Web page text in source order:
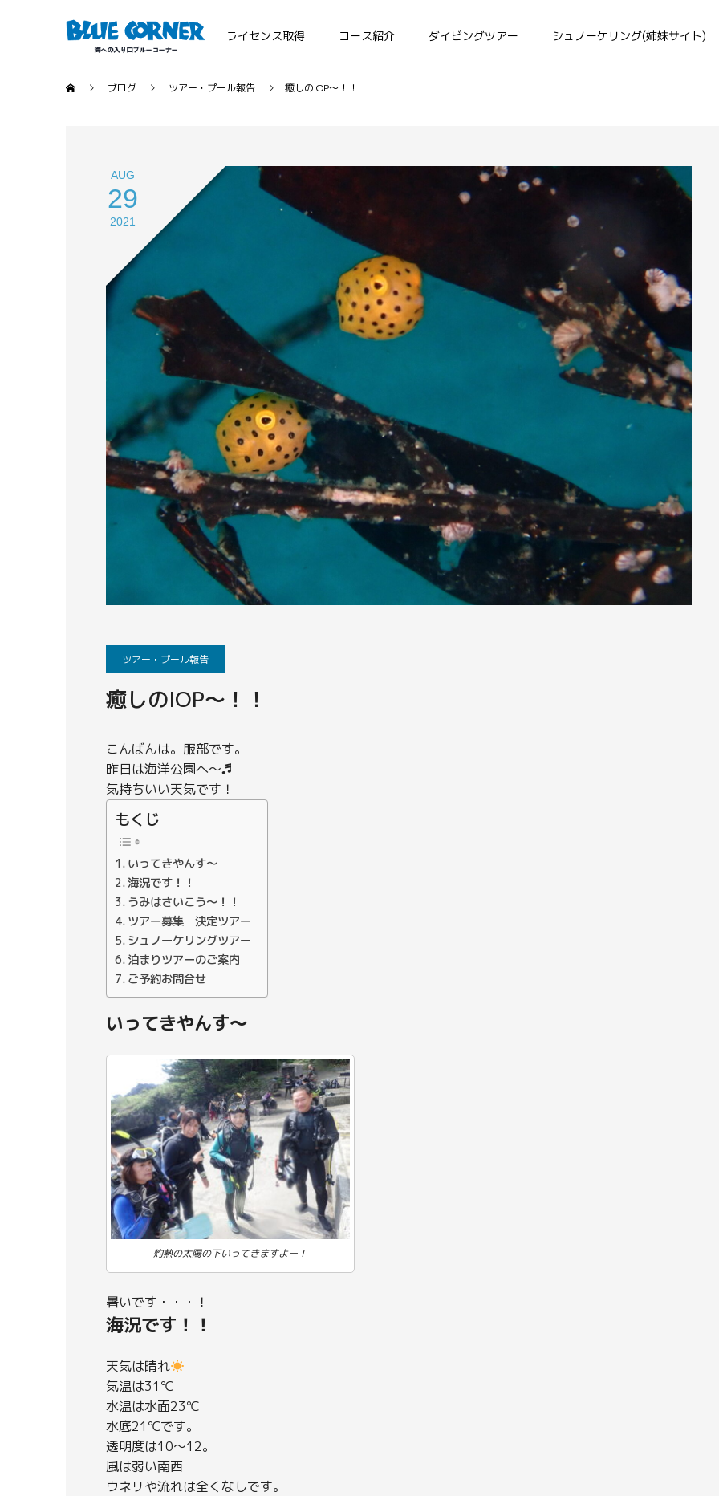
ライセンス取得 コース紹介 ダイビングツアー シュノーケリング(姉妹サイト)
ブログ ツアー・プール報告 癒しのIOP～！！
AUG
29
2021
ツアー・プール報告
癒しのIOP～！！
こんばんは。服部です。
昨日は海洋公園へ～♬
気持ちいい天気です！
もくじ
いってきやんす～
海況です！！
うみはさいこう～！！
ツアー募集 決定ツアー
シュノーケリングツアー
泊まりツアーのご案内
ご予約お問合せ
いってきやんす～
灼熱の太陽の下いってきますよー！
暑いです・・・！
海況です！！
天気は晴れ
気温は31℃
水温は水面23℃
水底21℃です。
透明度は10～12。
風は弱い南西
ウネリや流れは全くなしです。